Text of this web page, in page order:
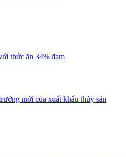
thức ăn 34% đạm
mới của xuất khẩu thủy sản